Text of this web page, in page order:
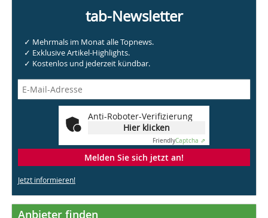
tab-Newsletter
✓ Mehrmals im Monat alle Topnews.
✓ Exklusive Artikel-Highlights.
✓ Kostenlos und jederzeit kündbar.
Anti-Roboter-Verifizierung
Hier klicken
FriendlyCaptcha ⇗
Melden Sie sich jetzt an!
Jetzt informieren!
Anbieter finden